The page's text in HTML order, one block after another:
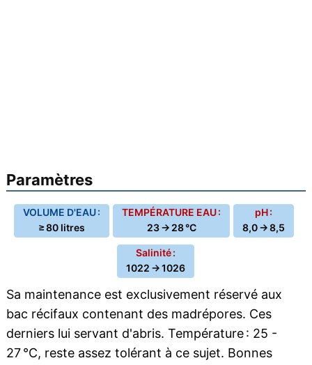
Paramètres
VOLUME D'EAU :
≥ 80 litres
TEMPÉRATURE EAU :
23 → 28 °C
pH :
8,0 → 8,5
Salinité :
1022 → 1026
Sa maintenance est exclusivement réservé aux
bac récifaux contenant des madrépores. Ces
derniers lui servant d'abris. Température : 25 -
27 °C, reste assez tolérant à ce sujet. Bonnes